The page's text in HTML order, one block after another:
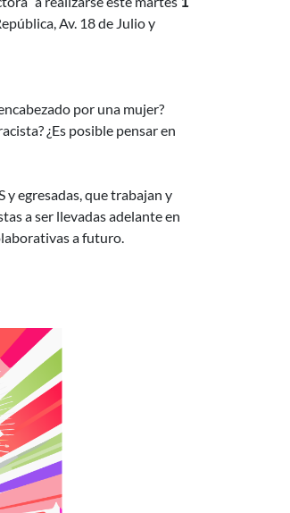
Av. 18 de Julio y
por una mujer?
¿Es posible pensar en
egresadas, que trabajan y
a ser llevadas adelante en
a futuro.